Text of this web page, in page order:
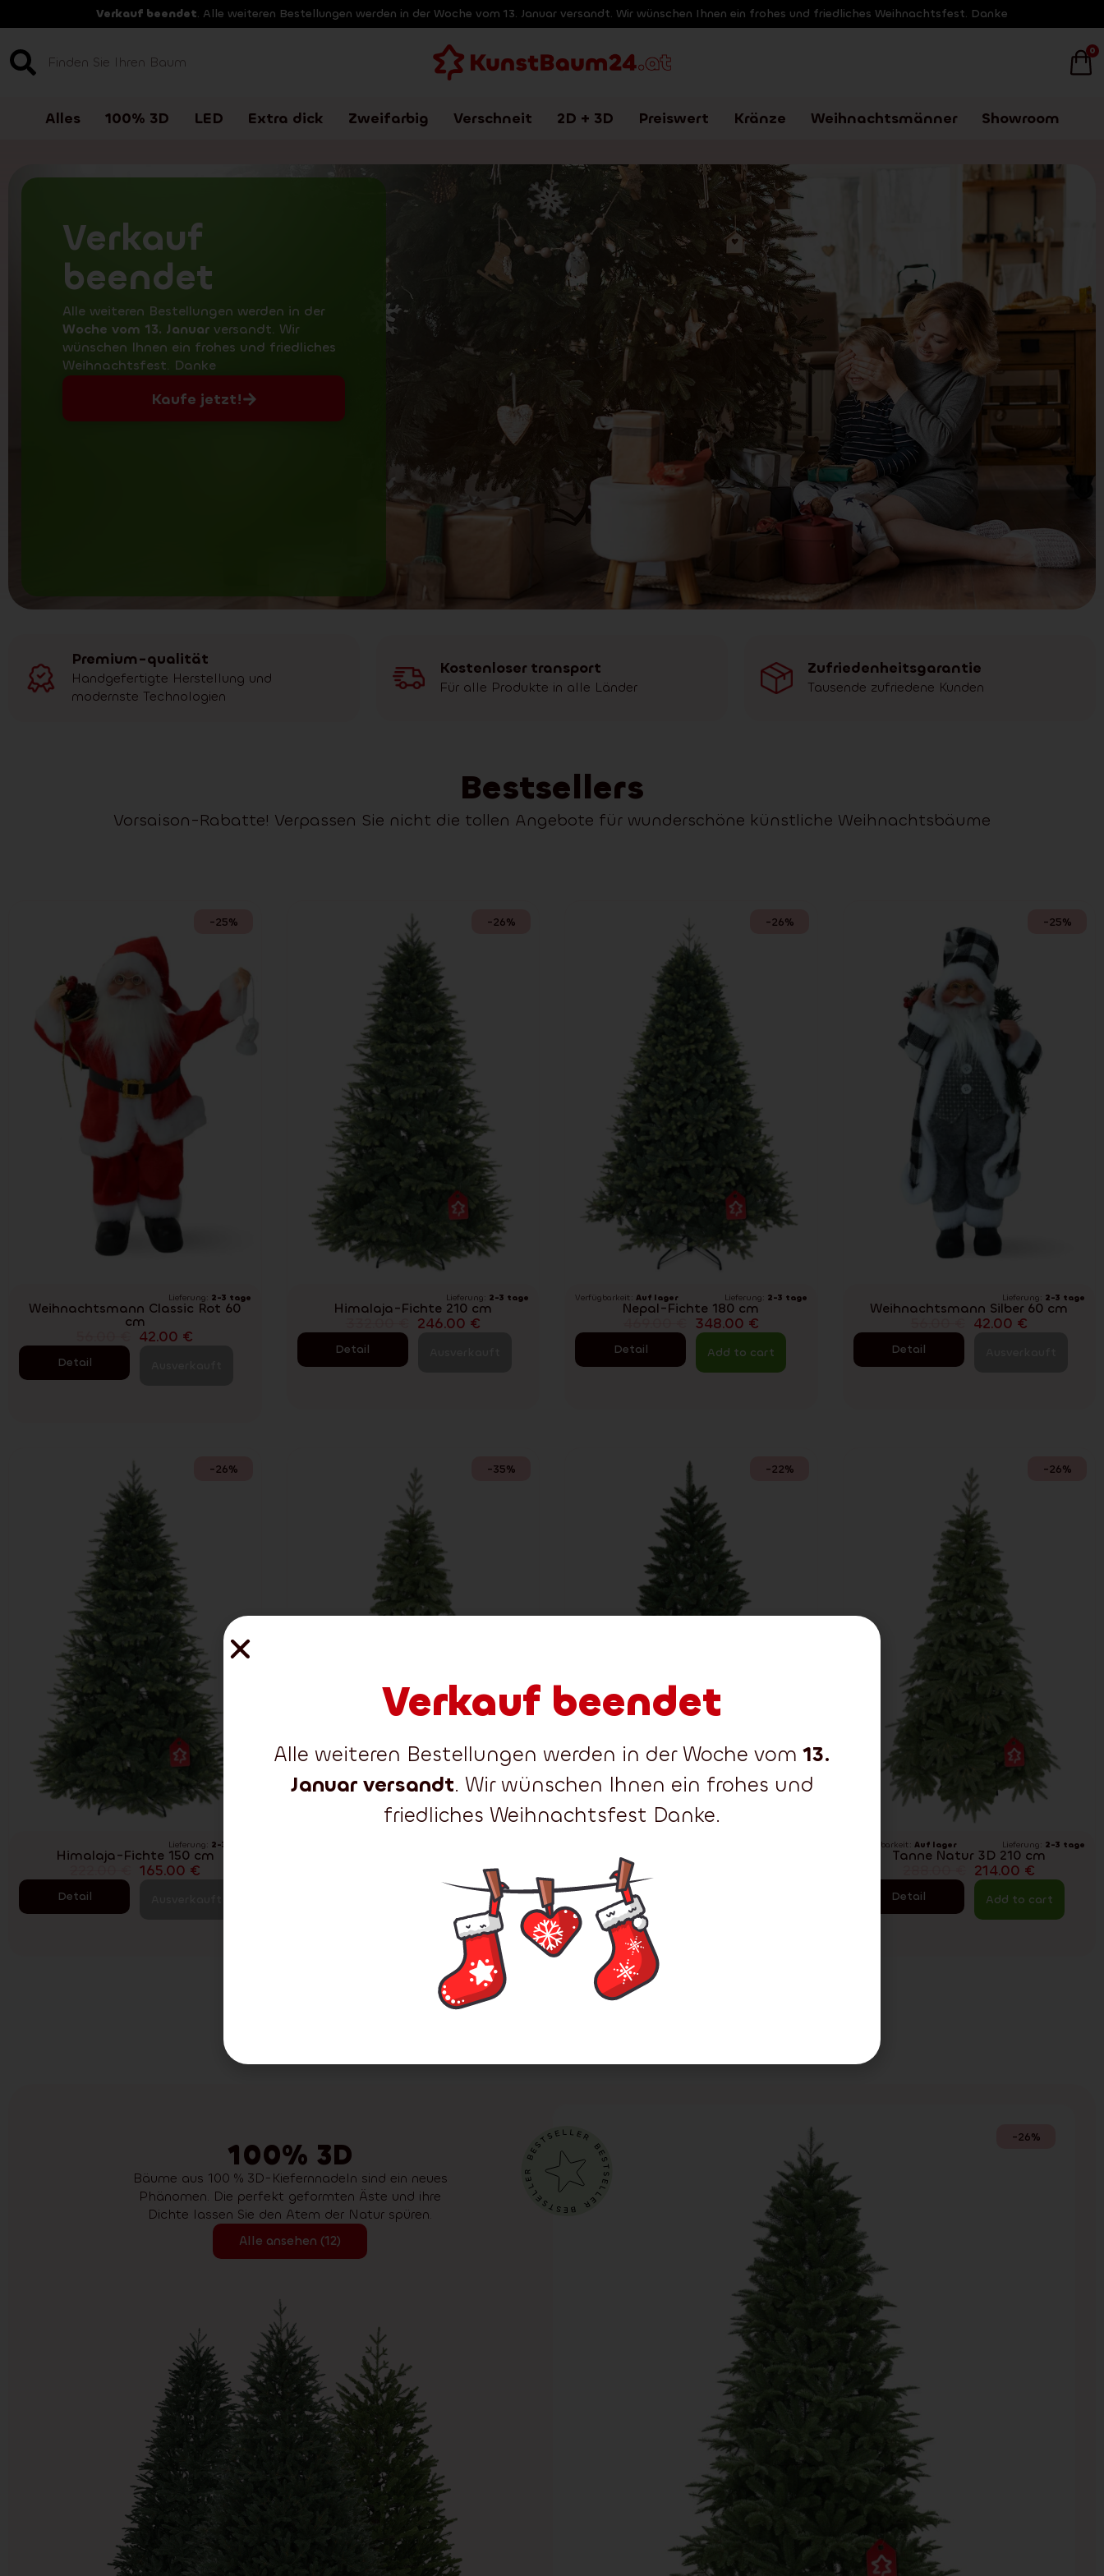
Verkauf beendet. Alle weiteren Bestellungen werden in der Woche vom 13. Januar versandt. Wir wünschen Ihnen ein frohes und friedliches Weihnachtsfest. Danke
0
Alles 100% 3D LED Extra dick Zweifarbig Verschneit 2D + 3D Preiswert Kränze Weihnachtsmänner Showroom
Verkauf
beendet
Alle weiteren Bestellungen werden in der
Woche vom 13. Januar versandt. Wir
wünschen Ihnen ein frohes und friedliches
Weihnachtsfest. Danke
Kaufe jetzt!
Premium-qualität
Handgefertigte Herstellung und
modernste Technologien
Kostenloser transport
Für alle Produkte in alle Länder
Zufriedenheitsgarantie
Tausende zufriedene Kunden
Bestsellers
Vorsaison-Rabatte! Verpassen Sie nicht die tollen Angebote für wunderschöne künstliche Weihnachtsbäume
-25%
Lieferung: 2-3 tage
Weihnachtsmann Classic Rot 60
cm
42.00 €
Detail
-26%
Lieferung: 2-3 tage
Himalaja-Fichte 210 cm
246.00 €
Detail
-26%
Verfügbarkeit: Auf lager Lieferung: 2-3 tage
Nepal-Fichte 180 cm
348.00 €
Detail Add to cart
-25%
Lieferung: 2-3 tage
Weihnachtsmann Silber 60 cm
42.00 €
Detail
-26%
Lieferung: 2-3 tage
Himalaja-Fichte 150 cm
165.00 €
Detail
-35%
Ausverkauft
-22%
Kanadische Fichte2D 210 cm
153.00
Detail
-26%
Verfügbarkeit: Auf lager Lieferung: 2-3 tage
Tanne Natur 3D 210 cm
214.00 €
Detail Add to cart
Premium-weihnachstsbäume
100% 3D
Bäume aus 100 % 3D-Kiefernnadeln sind ein neues
Phänomen. Die perfekt geformten Äste und ihre
Dichte lassen Sie den Atem der Natur spüren.
Alle ansehen (12)
-26%
Verkauf beendet
Alle weiteren Bestellungen werden in der Woche vom 13.
Januar versandt. Wir wünschen Ihnen ein frohes und
friedliches Weihnachtsfest Danke.